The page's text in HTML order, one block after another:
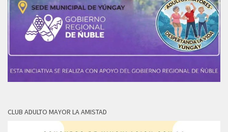
CLUB ADULTO MAYOR LA AMISTAD